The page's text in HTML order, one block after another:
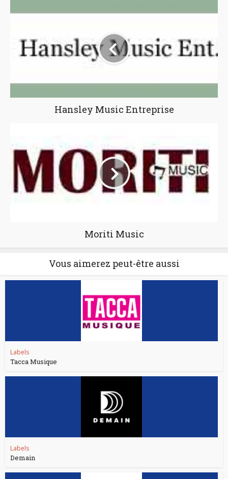
Hansley Music Entreprise
Moriti Music
Vous aimerez peut-être aussi
Labels
Tacca Musique
Labels
Demain